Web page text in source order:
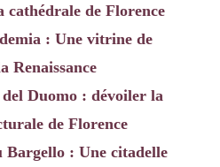
cathédrale de Florence
: Une vitrine de
Renaissance
Duomo : dévoiler la
de Florence
Bargello : Une citadelle